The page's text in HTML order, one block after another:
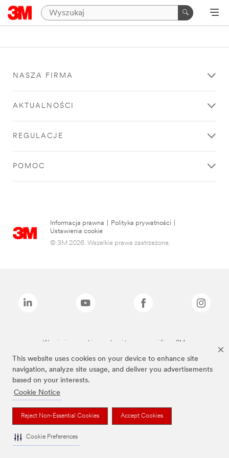
This website uses cookies on your device to enhance site
navigation, analyze site usage, and deliver you advertisements
based on your interests.
Cookie Notice
Reject Non-Essential Cookies Accept Cookies
Cookie Preferences
NASZA FIRMA
AKTUALNOŚCI
REGULACJE
POMOC
Informacja prawna Polityka prywatności
Ustawienia cookie
© 3M 2026. Wszelkie prawa zastrzeżone.
Wymienione marki są znakami towarowymi firmy 3M.